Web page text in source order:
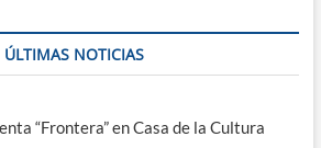
ÚLTIMAS NOTICIAS
“Frontera” en Casa de la Cultura